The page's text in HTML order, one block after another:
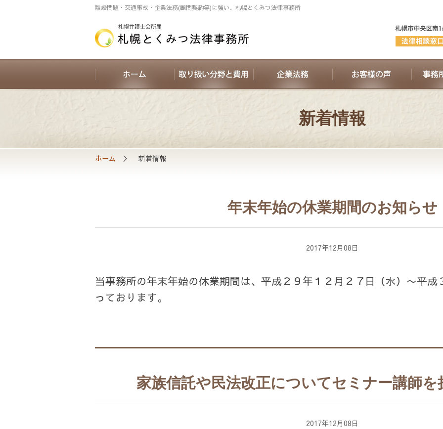
離婚問題・交通事故・企業法務(顧問契約等)に強い、札幌とくみつ法律事務所
新着情報
ホーム ＞ 新着情報
年末年始の休業期間のお知らせ
2017年12月08日
当事務所の年末年始の休業期間は、平成２９年１２月２７日（水）〜平
っております。
家族信託や民法改正についてセミナー講師
2017年12月08日